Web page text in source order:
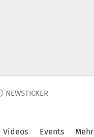
NEWSTICKER
Videos Events Mehr